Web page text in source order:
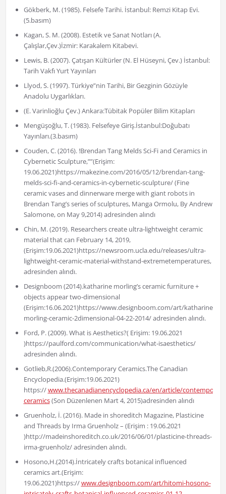
Gökberk, M. (1985). Felsefe Tarihi. İstanbul: Remzi Kitap Evi.
(5.basım)
Kagan, S. M. (2008). Estetik ve Sanat Notları (A.
Çalışlar,Çev.)İzmir: Karakalem Kitabevi.
Lewis, B. (2007). Çatışan Kültürler (N. El Hüseyni, Çev.) İstanbul:
Tarih Vakfı Yurt Yayınları
Llyod, S. (1997). Türkiye”nin Tarihi, Bir Gezginin Gözüyle
Anadolu Uygarlıkları.
(E. Varinlioğlu Çev.) Ankara:Tübitak Popüler Bilim Kitapları
Mengüşoğlu, T. (1983). Felsefeye Giriş.İstanbul:Doğubatı
Yayınları.(3.basım)
Couden, C. (2016). !Brendan Tang Melds Sci-Fi and Ceramics in
Cybernetic Sculpture,””(Erişim:
19.06.2021)https://makezine.com/2016/05/12/brendan-tang-
melds-sci-fi-and-ceramics-in-cybernetic-sculpture/ (Fine
ceramic vases and dinnerware merge with giant robots in
Brendan Tang’s series of sculptures, Manga Ormolu, By Andrew
Salomone, on May 9,2014) adresinden alındı
Chin, M. (2019). Researchers create ultra-lightweight ceramic
material that can February 14, 2019,
(Erişim:19.06.2021)https://newsroom.ucla.edu/releases/ultra-
lightweight-ceramic-material-withstand-extremetemperatures,
adresinden alındı.
Designboom (2014).katharine morling’s ceramic furniture +
objects appear two-dimensional
(Erişim:16.06.2021)https://www.designboom.com/art/katharine-
morling-ceramic-2dimensional-04-22-2014/ adresinden alındı.
Ford, P. (2009). What is Aesthetics?( Erişim: 19.06.2021
)https://paulford.com/communication/what-isaesthetics/
adresinden alındı.
Gotlieb,R.(2006).Contemporary Ceramics.The Canadian
Encyclopedia.(Erişim:19.06.2021)
https://www.thecanadianencyclopedia.ca/en/article/
ceramics(Son Düzenlenen Mart 4, 2015)adresinden alındı
Gruenholz, İ. (2016). Made in shoreditch Magazine, Plasticine
and Threads by Irma Gruenholz – (Erişim : 19.06.2021
)http://madeinshoreditch.co.uk/2016/06/01/plasticine-threads-
irma-gruenholz/ adresinden alındı.
Hosono,H.(2014).İntricately crafts botanical influenced
ceramics art.(Erişim:
19.06.2021)https://www.designboom.com/art/hitomi-hosono-